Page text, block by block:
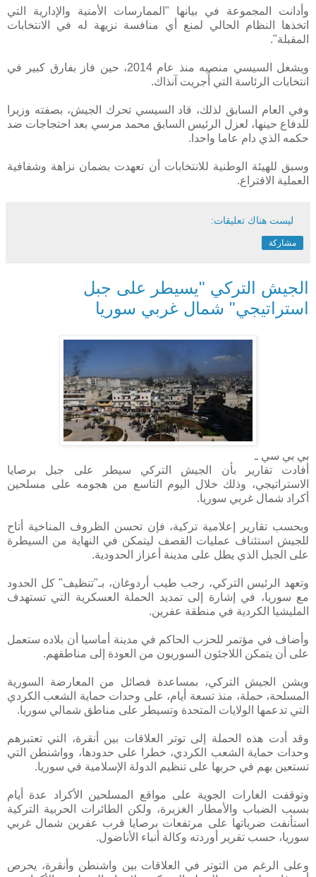
وأدانت المجموعة في بيانها "الممارسات الأمنية والإدارية التي
اتخذها النظام الحالي لمنع أي منافسة نزيهة له في الانتخابات
المقبلة".
ويشغل السيسي منصبه منذ عام 2014، حين فاز بفارق كبير في
انتخابات الرئاسة التي أُجريت آنذاك.
وفي العام السابق لذلك، قاد السيسي تحرك الجيش، بصفته وزيرا
للدفاع حينها، لعزل الرئيس السابق محمد مرسي بعد احتجاجات ضد
حكمه الذي دام عاما واحدا.
وسبق للهيئة الوطنية للانتخابات أن تعهدت بضمان نزاهة وشفافية
العملية الاقتراع.
ليست هناك تعليقات:
مشاركة
الجيش التركي "يسيطر على جبل
استراتيجي" شمال غربي سوريا
بي بي سي ـ
أفادت تقارير بأن الجيش التركي سيطر على جبل برصايا
الاستراتيجي، وذلك خلال اليوم التاسع من هجومه على مسلحين
أكراد شمال غربي سوريا.
وبحسب تقارير إعلامية تركية، فإن تحسن الظروف المناخية أتاح
للجيش استئناف عمليات القصف ليتمكن في النهاية من السيطرة
على الجبل الذي يطل على مدينة أعزاز الحدودية.
وتعهد الرئيس التركي، رجب طيب أردوغان، بـ"تنظيف" كل الحدود
مع سوريا، في إشارة إلى تمديد الحملة العسكرية التي تستهدف
المليشيا الكردية في منطقة عفرين.
وأضاف في مؤتمر للحزب الحاكم في مدينة أماسيا أن بلاده ستعمل
على أن يتمكن اللاجئون السوريون من العودة إلى مناطقهم.
ويشن الجيش التركي، بمساعدة فصائل من المعارضة السورية
المسلحة، حملة، منذ تسعة أيام، على وحدات حماية الشعب الكردي
التي تدعمها الولايات المتحدة وتسيطر على مناطق شمالي سوريا.
وقد أدت هذه الحملة إلى توتر العلاقات بين أنقرة، التي تعتبرهم
وحدات حماية الشعب الكردي، خطرا على حدودها، وواشنطن التي
تستعين بهم في حربها على تنظيم الدولة الإسلامية في سوريا.
وتوقفت الغارات الجوية على مواقع المسلحين الأكراد عدة أيام
بسبب الضباب والأمطار الغزيرة، ولكن الطائرات الحربية التركية
استأنفت ضرباتها على مرتفعات برصايا قرب عفرين شمال غربي
سوريا، حسب تقرير أوردته وكالة أنباء الأناضول.
وعلى الرغم من التوتر في العلاقات بين واشنطن وأنقرة، يحرص